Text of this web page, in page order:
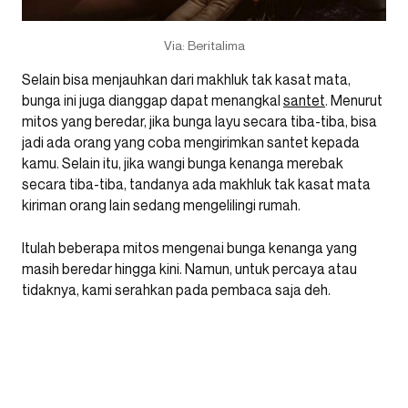
Via: Beritalima
Selain bisa menjauhkan dari makhluk tak kasat mata,
bunga ini juga dianggap dapat menangkal santet. Menurut
mitos yang beredar, jika bunga layu secara tiba-tiba, bisa
jadi ada orang yang coba mengirimkan santet kepada
kamu. Selain itu, jika wangi bunga kenanga merebak
secara tiba-tiba, tandanya ada makhluk tak kasat mata
kiriman orang lain sedang mengelilingi rumah.
Itulah beberapa mitos mengenai bunga kenanga yang
masih beredar hingga kini. Namun, untuk percaya atau
tidaknya, kami serahkan pada pembaca saja deh.